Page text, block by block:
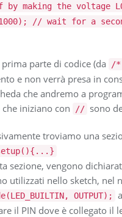
by making the voltage
// wait for a
parte di codice (da /*
e non verrà presa in
che andremo a
che iniziano con
// sono
troviamo una
sezione, vengono
utilizzati nello sketch, nel
OUTPUT);
il PIN dove è collegato il